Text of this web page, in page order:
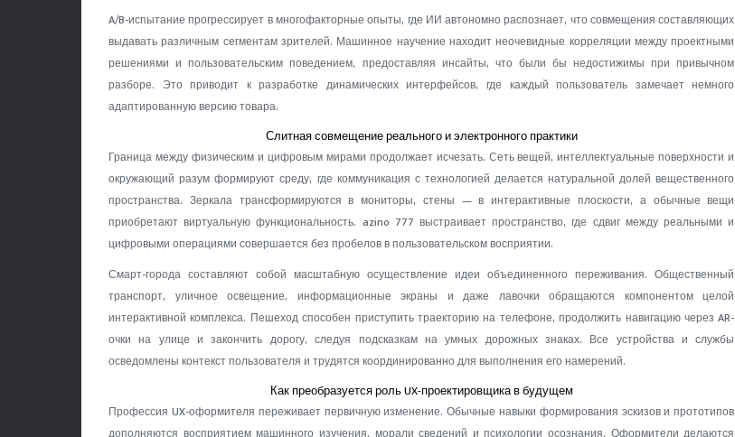
A/B-испытание прогрессирует в многофакторные опыты, где ИИ автономно распознает, что совмещения составляющих
выдавать различным сегментам зрителей. Машинное научение находит неочевидные корреляции между проектными
решениями и пользовательским поведением, предоставляя инсайты, что были бы недостижимы при привычном
разборе. Это приводит к разработке динамических интерфейсов, где каждый пользователь замечает немного
адаптированную версию товара.
Слитная совмещение реального и электронного практики
Граница между физическим и цифровым мирами продолжает исчезать. Сеть вещей, интеллектуальные поверхности и
окружающий разум формируют среду, где коммуникация с технологией делается натуральной долей вещественного
пространства. Зеркала трансформируются в мониторы, стены — в интерактивные плоскости, а обычные вещи
приобретают виртуальную функциональность. azino 777 выстраивает пространство, где сдвиг между реальными и
цифровыми операциями совершается без пробелов в пользовательском восприятии.
Смарт-города составляют собой масштабную осуществление идеи объединенного переживания. Общественный
транспорт, уличное освещение, информационные экраны и даже лавочки обращаются компонентом целой
интерактивной комплекса. Пешеход способен приступить траекторию на телефоне, продолжить навигацию через AR-
очки на улице и закончить дорогу, следуя подсказкам на умных дорожных знаках. Все устройства и службы
осведомлены контекст пользователя и трудятся координированно для выполнения его намерений.
Как преобразуется роль UX-проектировщика в будущем
Профессия UX-оформителя переживает первичную изменение. Обычные навыки формирования эскизов и прототипов
дополняются восприятием машинного изучения, морали сведений и психологии осознания. Оформители делаются